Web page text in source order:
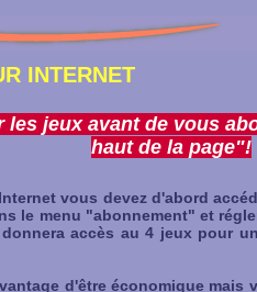
INTERNET
les jeux avant de vous
haut de la page"!
vous devez d'abord
le menu "abonnement" et
accès au 4 jeux pour
d'être économique mais